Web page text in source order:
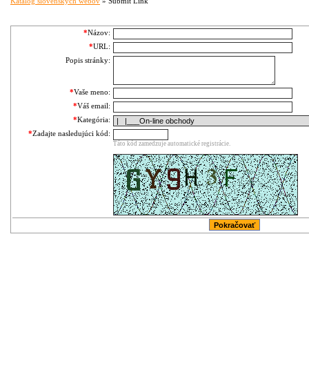
*Názov:
*URL:
Popis stránky:
*Vaše meno:
*Váš email:
*Kategória:
*Zadajte nasledujúci kód:
Táto kód zamedzuje automatické registrácie.